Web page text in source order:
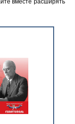
вместе расширять